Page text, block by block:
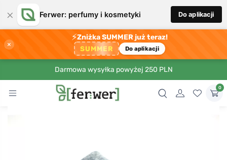
× Ferwer: perfumy i kosmetyki Do aplikacji
×
⚡Zniżka SUMMER już teraz!
SUMMER Do aplikacji
Darmowa wysyłka powyżej 250 PLN
0